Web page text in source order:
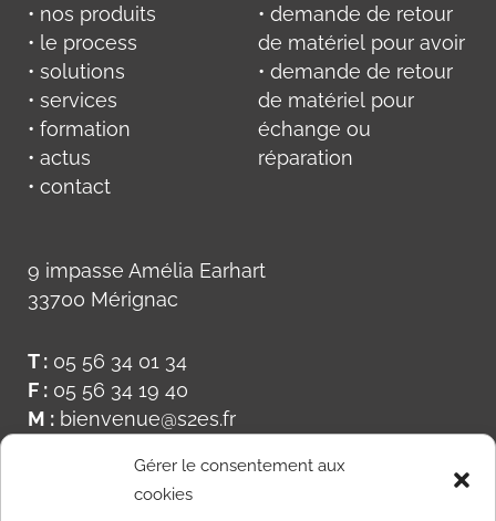
Gérer le consentement aux
cookies
• nos produits
• le process
• solutions
• services
• formation
• actus
• contact
• demande de retour
de matériel pour avoir
• demande de retour
de matériel pour
échange ou
réparation
9 impasse Amélia Earhart
33700 Mérignac
T : 05 56 34 01 34
F : 05 56 34 19 40
M : bienvenue@s2es.fr